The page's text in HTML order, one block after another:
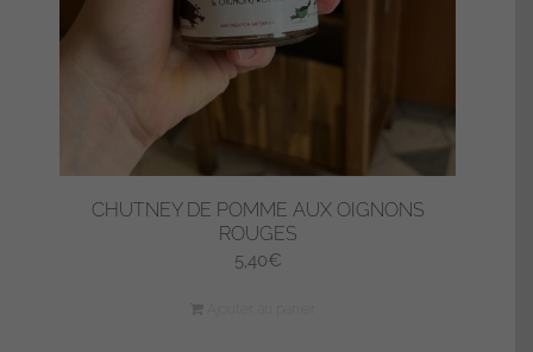
CHUTNEY DE POMME AUX OIGNONS
ROUGES
5,40€